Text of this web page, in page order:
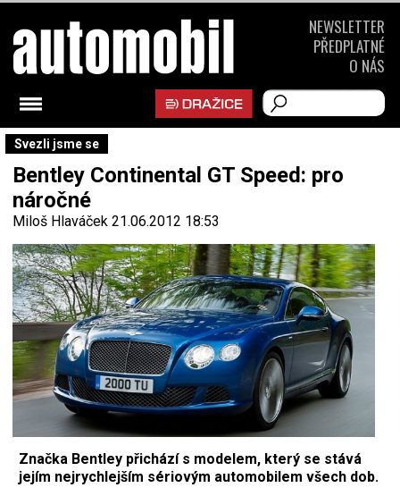
Svezli jsme se
Bentley Continental GT Speed: pro
náročné
Miloš Hlaváček 21.06.2012 18:53
Značka Bentley přichází s modelem, který se stává
jejím nejrychlejším sériovým automobilem všech dob.
NEWSLETTER
PŘEDPLATNÉ
O NÁS